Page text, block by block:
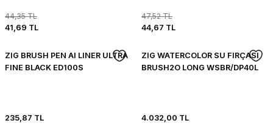
44,35 TL
41,69 TL
47,52 TL
44,67 TL
ZIG BRUSH PEN AI LINER ULTRA
FINE BLACK ED100S
235,87 TL
ZIG WATERCOLOR SU FIRÇASI
BRUSH2O LONG WSBR/DP40L
4.032,00 TL